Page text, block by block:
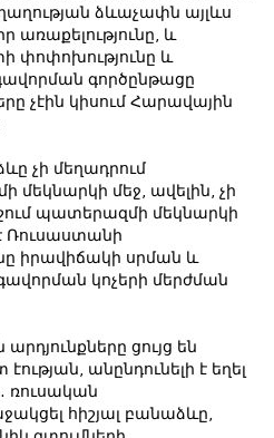
ձևաչափն այլևս
առաքելությունը, և
փոփոխությունը և
գործընթացը
չէին կիսում Հարավային
չի մեղադրում
մեջ, ավելին, չի
պատերազմի մեկնարկի
Ռուսաստանի
իրավիճակի սրման և
կոչերի մերժման
ցույց են
անընդունելի է եղել
ռուսական
հիշյալ բանաձևը,